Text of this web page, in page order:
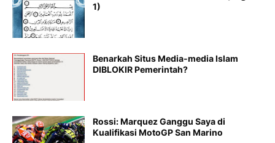
1)
Benarkah Situs Media-media Islam
DIBLOKIR Pemerintah?
Rossi: Marquez Ganggu Saya di
Kualifikasi MotoGP San Marino